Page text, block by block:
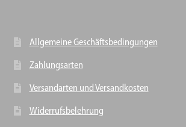
Allgemeine Geschäftsbedingungen
Zahlungsarten
Versandarten und Versandkosten
Widerrufsbelehrung